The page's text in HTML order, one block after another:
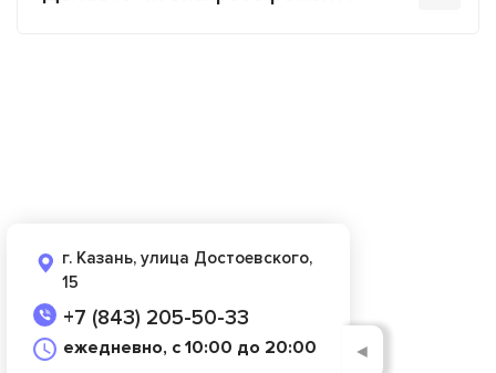
г. Казань, улица Достоевского,
15
+7 (843) 205-50-33
ежедневно, с 10:00 до 20:00
◄